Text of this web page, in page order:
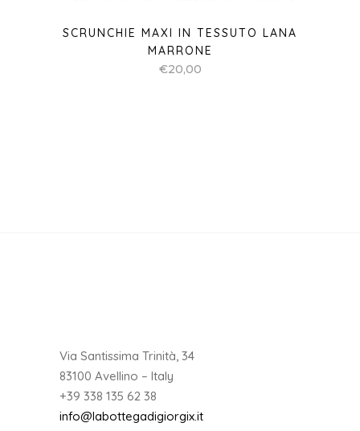
SCRUNCHIE MAXI IN TESSUTO LANA
MARRONE
€20,00
Via Santissima Trinità, 34
83100 Avellino – Italy
+39 338 135 62 38
info@labottegadigiorgix.it